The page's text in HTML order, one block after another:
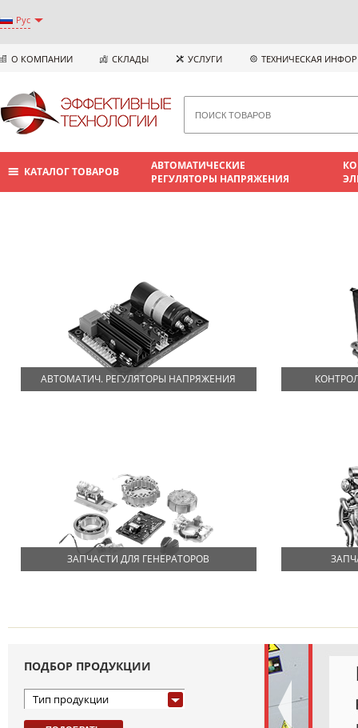
Рус
О КОМПАНИИ СКЛАДЫ УСЛУГИ ТЕХНИЧЕСКАЯ
КАТАЛОГ ТОВАРОВ
АВТОМАТИЧЕСКИЕ
РЕГУЛЯТОРЫ НАПРЯЖЕНИЯ
АВТОМАТИЧ. РЕГУЛЯТОРЫ НАПРЯЖЕНИЯ
ЗАПЧАСТИ ДЛЯ ГЕНЕРАТОРОВ
ПОДБОР ПРОДУКЦИИ
Тип продукции